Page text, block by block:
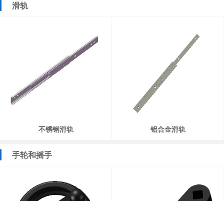
滑轨
不锈钢滑轨 铝合金滑轨
手轮和摇手